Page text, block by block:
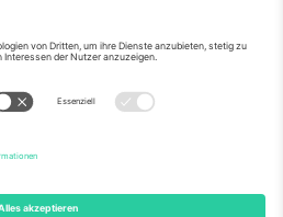
kann je nach
jeweiligen Veranstaltungsseite, im